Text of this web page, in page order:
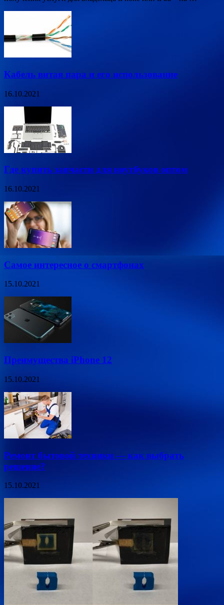
Кабель витая пара и его использование
16.10.2021
Где купить запчасти для ноутбуков оптом
16.10.2021
Самое интересное о смартфонах
15.10.2021
Преимущества iPhone 12
15.10.2021
Ремонт бытовой техники — как выбрать
решение?
15.10.2021